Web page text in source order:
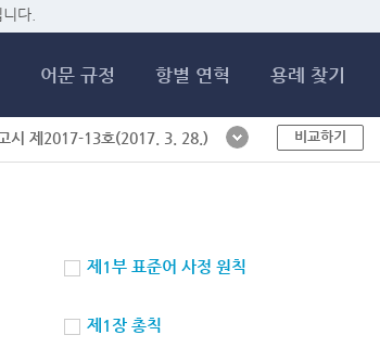
다.
어문 규정 항별 연혁 용례 찾기
시 제2017-13호(2017. 3. 28.) 비교하기
제1부 표준어 사정 원칙
제1장 총칙